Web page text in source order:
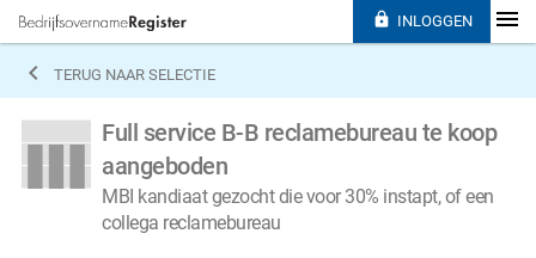
 TERUG NAAR SELECTIE
Full service B-B reclamebureau te koop
aangeboden
MBI kandiaat gezocht die voor 30% instapt, of een
collega reclamebureau
 INLOGGEN